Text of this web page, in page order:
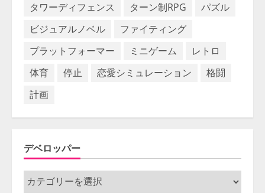
タワーディフェンス
ターン制RPG
パズル
ビジュアルノベル
ファイティング
プラットフォーマー
ミニゲーム
レトロ
体育
停止 恋愛シミュレーション
格闘
計画
デベロッパー
デ